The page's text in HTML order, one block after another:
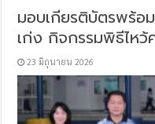
มอบเกียรติบัตรพร้อ
เก่ง กิจกรรมพิธีไห
23 มิถุนายน 2026